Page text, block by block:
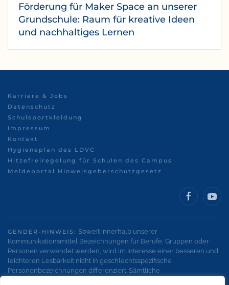
Förderung für Maker Space an unserer
Grundschule: Raum für kreative Ideen
und nachhaltiges Lernen
Karriere & Jobs
Datenschutz
Schulsportkleidung
Impressum
Kontakt
Hygieneplan des LDVC
Hitzefreiregelung für Schulen des Campus
Meldeportal Hinweisgeberschutzgesetz
GENDER-HINWEIS: Soweit innerhalb unserer
Kommunikationsmittel Bezeichnungen für Berufe, Gruppen oder
Personen verwendet werden, wird im Interesse einer besseren und
leichteren Lesbarkeit nicht in geschlechtsspezifische
Personenbezeichnungen differenziert. Sämtliche